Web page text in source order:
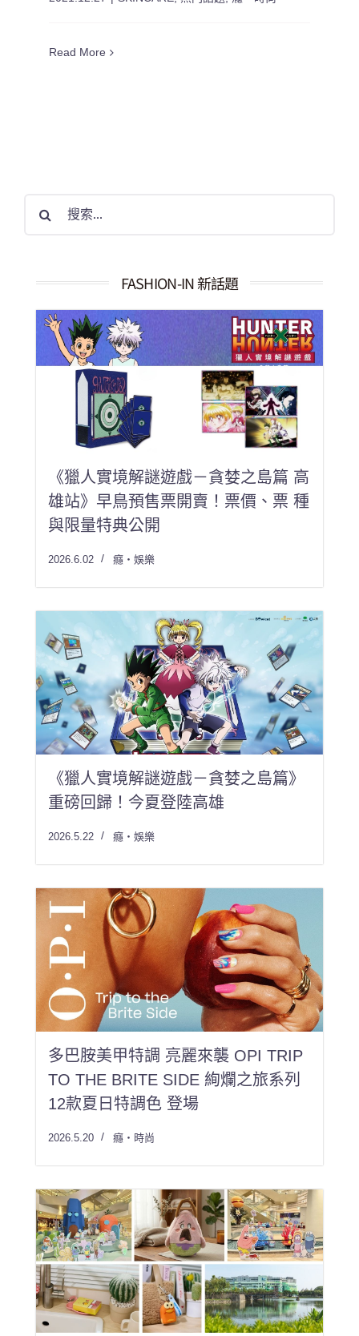
Read More
FASHION-IN 新話題
《獵人實境解謎遊戲－貪婪之島篇 高
雄站》早鳥預售票開賣！票價、票 種
與限量特典公開
2026.6.02 癮・娛樂
《獵人實境解謎遊戲－貪婪之島篇》
重磅回歸！今夏登陸高雄
2026.5.22 癮・娛樂
多巴胺美甲特調 亮麗來襲 OPI TRIP
TO THE BRITE SIDE 絢爛之旅系列
12款夏日特調色 登場
2026.5.20 癮・時尚